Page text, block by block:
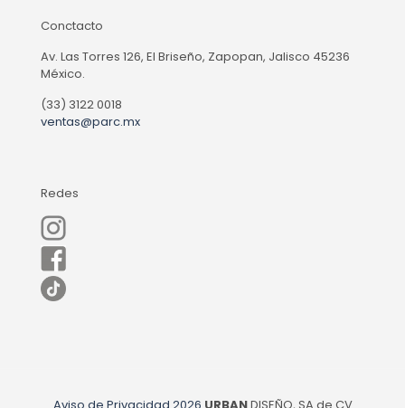
Conctacto
Av. Las Torres 126, El Briseño, Zapopan, Jalisco 45236
México.
(33) 3122 0018
ventas@parc.mx
Redes